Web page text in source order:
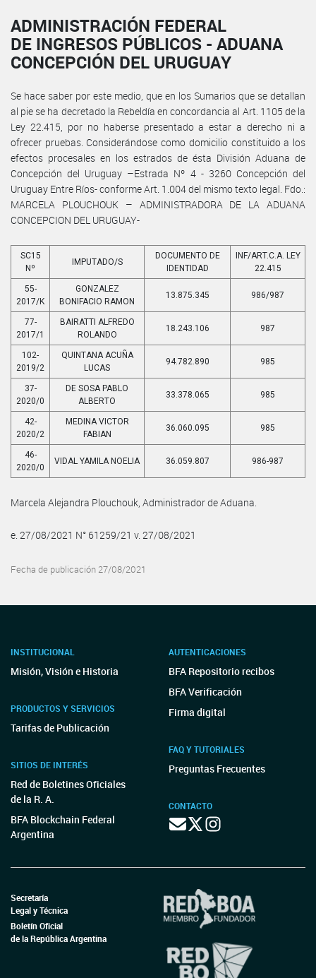
ADMINISTRACIÓN FEDERAL
DE INGRESOS PÚBLICOS - ADUANA
CONCEPCIÓN DEL URUGUAY
Se hace saber por este medio, que en los Sumarios que se detallan
al pie se ha decretado la Rebeldía en concordancia al Art. 1105 de la
Ley 22.415, por no haberse presentado a estar a derecho ni a
ofrecer pruebas. Considerándose como domicilio constituido a los
efectos procesales en los estrados de ésta División Aduana de
Concepción del Uruguay –Estrada Nº 4 - 3260 Concepción del
Uruguay Entre Ríos- conforme Art. 1.004 del mismo texto legal. Fdo.:
MARCELA PLOUCHOUK – ADMINISTRADORA DE LA ADUANA
CONCEPCION DEL URUGUAY-
SC15
Nº
IMPUTADO/S
DOCUMENTO DE
IDENTIDAD
INF/ART.C.A. LEY
22.415
55-
2017/K
GONZALEZ
BONIFACIO RAMON
13.875.345 986/987
77-
2017/1
BAIRATTI ALFREDO
ROLANDO
18.243.106 987
102-
2019/2
QUINTANA ACUÑA
LUCAS
94.782.890 985
37-
2020/0
DE SOSA PABLO
ALBERTO
33.378.065 985
42-
2020/2
MEDINA VICTOR
FABIAN
36.060.095 985
46-
2020/0
VIDAL YAMILA NOELIA 36.059.807 986-987
Marcela Alejandra Plouchouk, Administrador de Aduana.
e. 27/08/2021 N° 61259/21 v. 27/08/2021
Fecha de publicación 27/08/2021
INSTITUCIONAL
Misión, Visión e Historia
PRODUCTOS Y SERVICIOS
Tarifas de Publicación
SITIOS DE INTERÉS
Red de Boletines Oficiales
de la R. A.
BFA Blockchain Federal
Argentina
AUTENTICACIONES
BFA Repositorio recibos
BFA Verificación
Firma digital
FAQ Y TUTORIALES
Preguntas Frecuentes
CONTACTO
Secretaría
Legal y Técnica
Boletín Oficial
de la República Argentina